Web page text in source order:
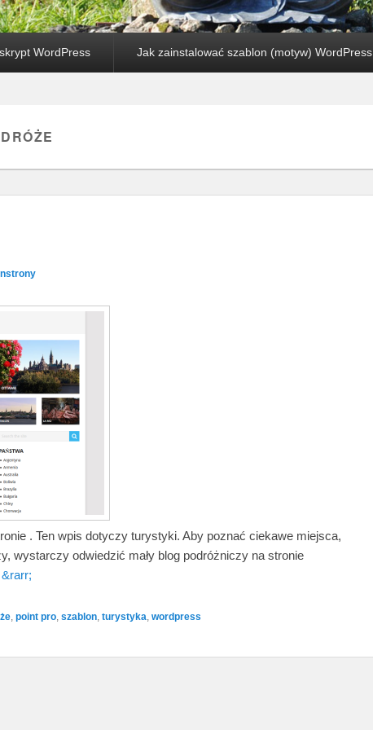
WordPress Jak zainstalować szablon (motyw) WordPress
. Ten wpis dotyczy turystyki. Aby poznać ciekawe miejsca,
wystarczy odwiedzić mały blog podróżniczy na stronie
point pro szablon turystyka wordpress